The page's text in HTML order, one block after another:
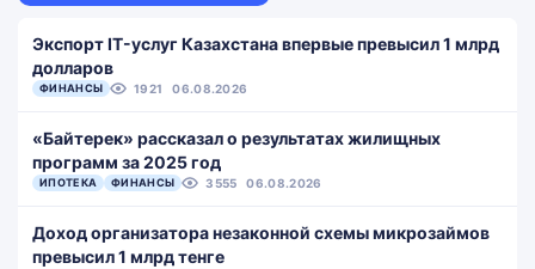
Экспорт IT-услуг Казахстана впервые превысил 1 млрд
долларов
ФИНАНСЫ 1921 06.08.2026
«Байтерек» рассказал о результатах жилищных
программ за 2025 год
ИПОТЕКА ФИНАНСЫ 3555 06.08.2026
Доход организатора незаконной схемы микрозаймов
превысил 1 млрд тенге